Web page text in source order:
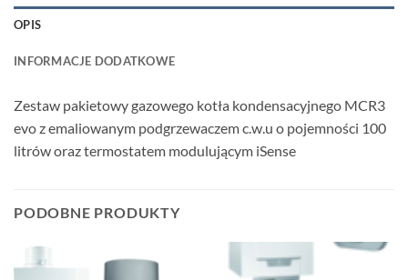
OPIS
INFORMACJE DODATKOWE
Zestaw pakietowy gazowego kotła kondensacyjnego MCR3
evo z emaliowanym podgrzewaczem c.w.u o pojemności 100
litrów oraz termostatem modulującym iSense
PODOBNE PRODUKTY